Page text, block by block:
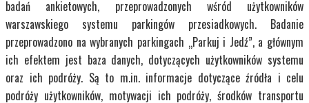
badań ankietowych, przeprowadzonych wśród użytkowników
warszawskiego systemu parkingów przesiadkowych. Badanie
przeprowadzono na wybranych parkingach „Parkuj i Jedź”, a głównym
ich efektem jest baza danych, dotyczących użytkowników systemu
oraz ich podróży. Są to m.in. informacje dotyczące źródła i celu
podróży użytkowników, motywacji ich podróży, środków transportu